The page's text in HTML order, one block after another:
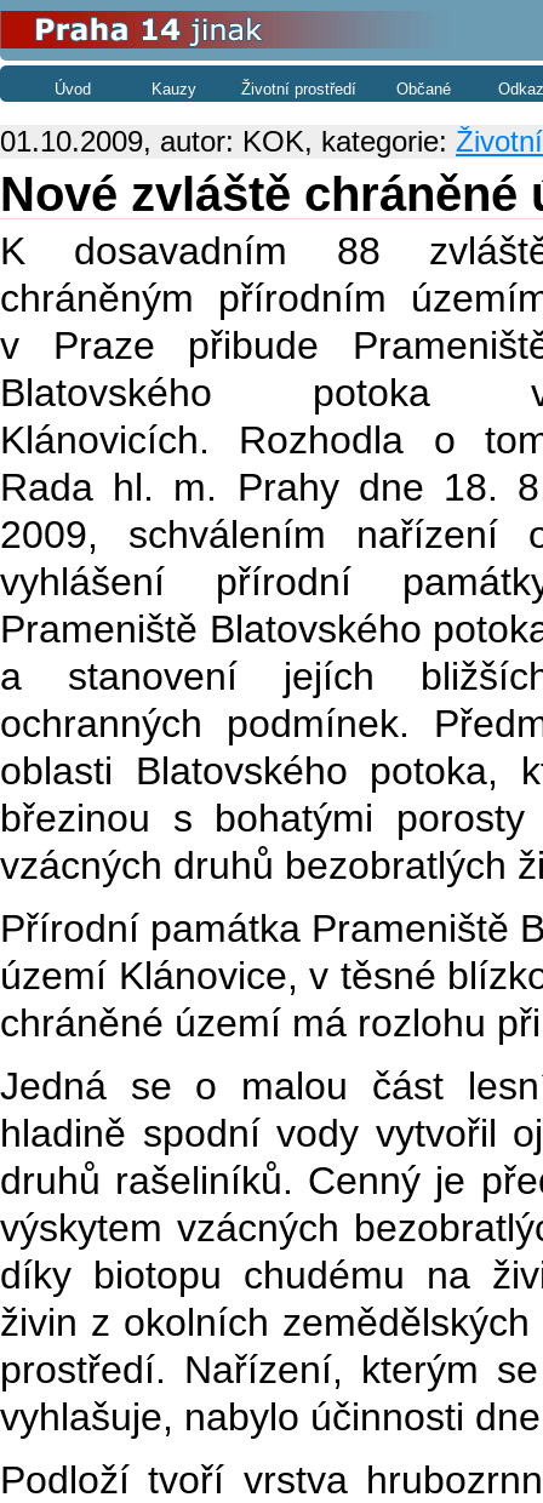
Úvod Kauzy Životní prostředí Občané
01.10.2009, autor: KOK, kategorie:
Nové zvláště
K dosavadním 88
chráněným přírodním
v Praze přibude
Blatovského potoka
Klánovicích. Rozhodla o
Rada hl. m. Prahy dne 18.
2009, schválením nařízení
vyhlášení přírodní
Prameniště Blatovského
a stanovení jejích
ochranných podmínek.
oblasti Blatovského potoka,
březinou s bohatými
vzácných druhů bezobratlých
Přírodní památka Prameniště
území Klánovice, v těsné
chráněné území má rozlohu
Jedná se o malou část
hladině spodní vody vytvořil
druhů rašeliníků. Cenný je
výskytem vzácných
díky biotopu chudému na
živin z okolních
prostředí. Nařízení, kterým
vyhlašuje, nabylo účinnosti
Podloží tvoří vrstva